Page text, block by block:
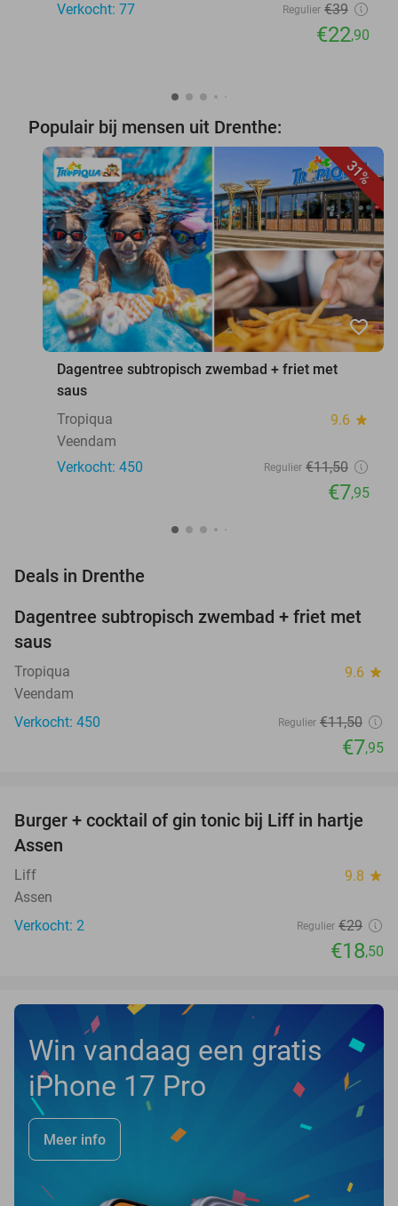
Verkocht: 77 Regulier €39
€22,90
Populair bij mensen uit Drenthe:
31%
favorite_border
Dagentree subtropisch zwembad + friet met
saus
Tropiqua
9.6 star
Veendam
Verkocht: 450
Regulier €11,50
€7,95
Deals in Drenthe
31%
Dagentree subtropisch zwembad + friet met
saus
Tropiqua 9.6 star
Veendam
Verkocht: 450
Regulier €11,50
€7,95
36%
NEW
TODAY
Burger + cocktail of gin tonic bij Liff in hartje
Assen
Liff 9.8 star
Assen
Verkocht: 2
Regulier €29
€18,50
Win vandaag een gratis
iPhone 17 Pro
Meer info